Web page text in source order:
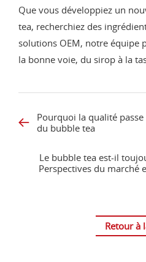
Que vous développiez un
tea, recherchiez des
solutions OEM, notre équipe
la bonne voie, du sirop à la
Pourquoi la qualité
du bubble tea
Le bubble tea est-il
Perspectives du marché
Retour à